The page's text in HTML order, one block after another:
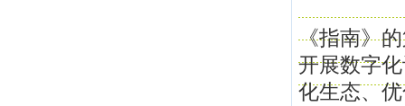
《指南》
开展数字
化生态、